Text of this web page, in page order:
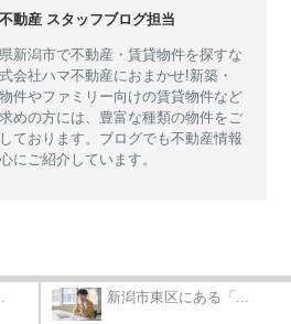
動産 スタッフブログ担当
新潟市で不動産・賃貸物件を探すな
会社ハマ不動産におまかせ!新築・
件やファミリー向けの賃貸物件など
めの方には、豊富な種類の物件をご
ております。ブログでも不動産情報
にご紹介しています。
新潟市東区にある「...